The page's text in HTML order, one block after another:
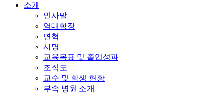
소개
인사말
역대학장
연혁
사명
교육목표 및 졸업성과
조직도
교수 및 학생 현황
부속 병원 소개